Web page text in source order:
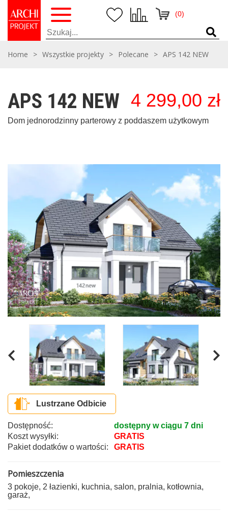
(0)
Home > Wszystkie projekty > Polecane > APS 142 NEW
APS 142 NEW 4 299,00 zł
Dom jednorodzinny parterowy z poddaszem użytkowym
Lustrzane Odbicie
Dostępność:
dostępny w ciągu 7 dni
Koszt wysyłki:
GRATIS
Pakiet dodatków o wartości:
GRATIS
Pomieszczenia
3 pokoje, 2 łazienki, kuchnia, salon, pralnia, kotłownia,
garaż,